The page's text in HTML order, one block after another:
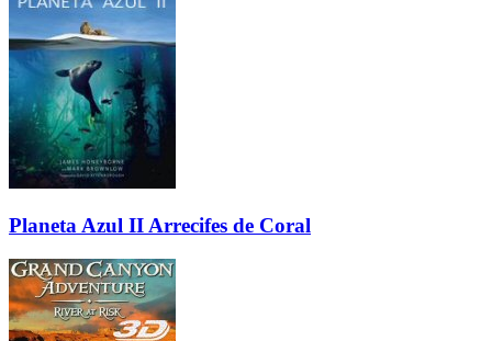
Planeta Azul II Arrecifes de Coral